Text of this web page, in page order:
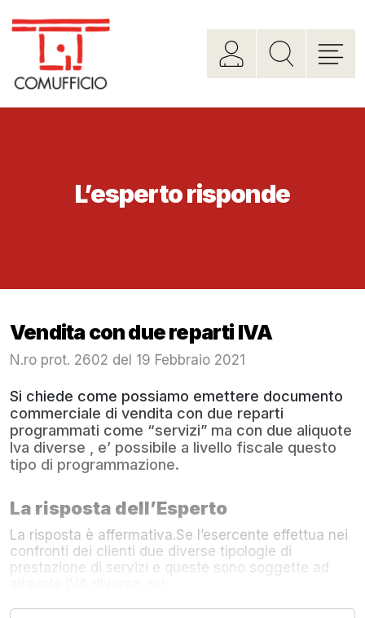
L’esperto risponde
Vendita con due reparti IVA
N.ro prot. 2602 del 19 Febbraio 2021
Si chiede come possiamo emettere documento
commerciale di vendita con due reparti
programmati come “servizi” ma con due aliquote
Iva diverse , e’ possibile a livello fiscale questo
tipo di programmazione.
La risposta dell’Esperto
La risposta è affermativa.Se l’esercente effettua nei
confronti dei clienti due diverse tipologie di
prestazione di servizi e queste sono soggette ad